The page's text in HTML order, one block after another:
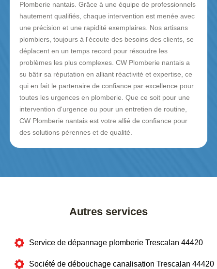
Plomberie nantais. Grâce à une équipe de professionnels
hautement qualifiés, chaque intervention est menée avec
une précision et une rapidité exemplaires. Nos artisans
plombiers, toujours à l'écoute des besoins des clients, se
déplacent en un temps record pour résoudre les
problèmes les plus complexes. CW Plomberie nantais a
su bâtir sa réputation en alliant réactivité et expertise, ce
qui en fait le partenaire de confiance par excellence pour
toutes les urgences en plomberie. Que ce soit pour une
intervention d'urgence ou pour un entretien de routine,
CW Plomberie nantais est votre allié de confiance pour
des solutions pérennes et de qualité.
Autres services
Service de dépannage plomberie Trescalan 44420
Société de débouchage canalisation Trescalan 44420